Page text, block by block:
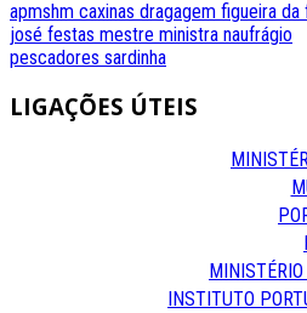
apmshm caxinas dragagem figueira da
josé festas mestre ministra naufrágio
pescadores sardinha
LIGAÇÕES ÚTEIS
INSTITUTO